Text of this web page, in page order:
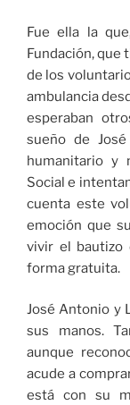
Fue ella la
Fundación, que
de los
ambulancia
esperaban
sueño de
humanitario y
Social e
cuenta este
emoción que
vivir el bautizo
forma gratuita.
José Antonio y
sus manos.
aunque
acude a
está con su